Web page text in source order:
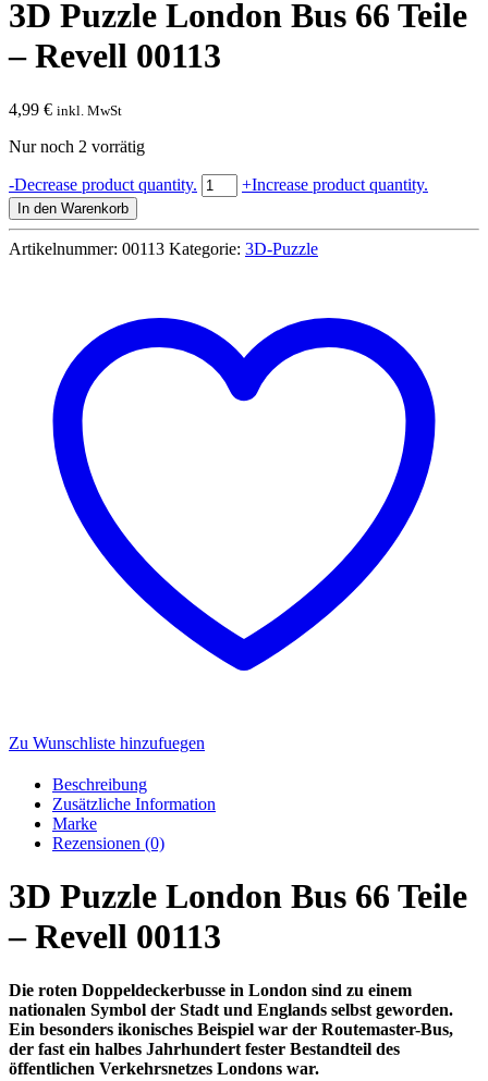
3D Puzzle London Bus 66 Teile
– Revell 00113
4,99 € inkl. MwSt
Nur noch 2 vorrätig
-Decrease product quantity. 3D
Puzzle
Bus
66
00113
Menge
+Increase product quantity.
In den Warenkorb
Artikelnummer: 00113 Kategorie: 3D-Puzzle
Zu Wunschliste hinzufuegen
Beschreibung
Zusätzliche Information
Marke
Rezensionen (0)
3D Puzzle London Bus 66 Teile
– Revell 00113
Die roten Doppeldeckerbusse in London sind zu einem
nationalen Symbol der Stadt und Englands selbst geworden.
Ein besonders ikonisches Beispiel war der Routemaster-Bus,
der fast ein halbes Jahrhundert fester Bestandteil des
öffentlichen Verkehrsnetzes Londons war.